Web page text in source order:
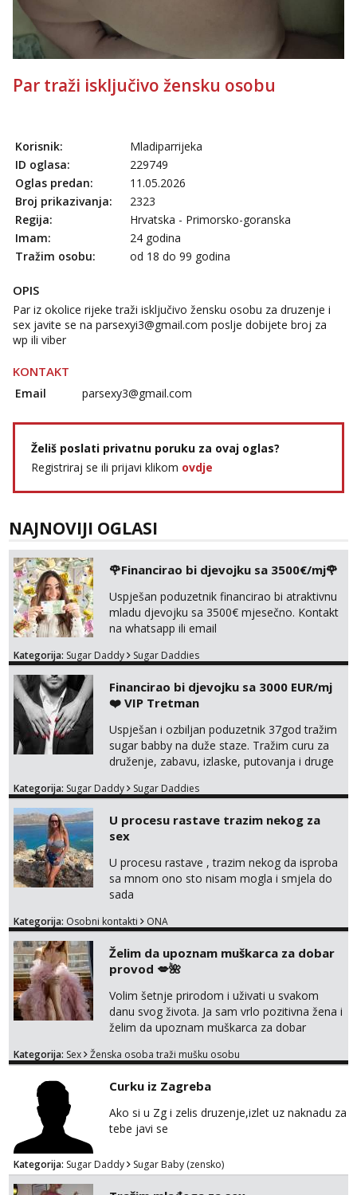
Par traži isključivo žensku osobu
Korisnik:
Mladiparrijeka
ID oglasa:
229749
Oglas predan:
11.05.2026
Broj prikazivanja:
2323
Regija:
Hrvatska - Primorsko-goranska
Imam:
24 godina
Tražim osobu:
od 18 do 99 godina
OPIS
Par iz okolice rijeke traži isključivo žensku osobu za druzenje i
sex javite se na parsexyi3@gmail.com poslje dobijete broj za
wp ili viber
KONTAKT
Email parsexy3@gmail.com
Želiš poslati privatnu poruku za ovaj oglas?
Registriraj se ili prijavi klikom ovdje
NAJNOVIJI OGLASI
🌹Financirao bi djevojku sa 3500€/mj🌹
Uspješan poduzetnik financirao bi atraktivnu
mladu djevojku sa 3500€ mjesečno. Kontakt
na whatsapp ili email
Kategorija: Sugar Daddy Sugar Daddies
Financirao bi djevojku sa 3000 EUR/mj
❤️ VIP Tretman
Uspješan i ozbiljan poduzetnik 37god tražim
sugar babby na duže staze. Tražim curu za
druženje, zabavu, izlaske, putovanja i druge
otvorena, komunikativna, zgodna i atraktivna
markodalic37@gmail.com
Kategorija: Sugar Daddy Sugar Daddies
U procesu rastave trazim nekog za
sex
U procesu rastave , trazim nekog da isproba
sa mnom ono sto nisam mogla i smjela do
sada
Kategorija: Osobni kontakti ONA
Želim da upoznam muškarca za dobar
provod 💋🌺
Volim šetnje prirodom i uživati u svakom
danu svog života. Ja sam vrlo pozitivna žena i
želim da upoznam muškarca za dobar
na link ispod i nadji me tamo, cekam te!
Kategorija: Sex Ženska osoba traži mušku osobu
Curku iz Zagreba
Ako si u Zg i zelis druzenje,izlet uz naknadu za
tebe javi se
Kategorija: Sugar Daddy Sugar Baby (zensko)